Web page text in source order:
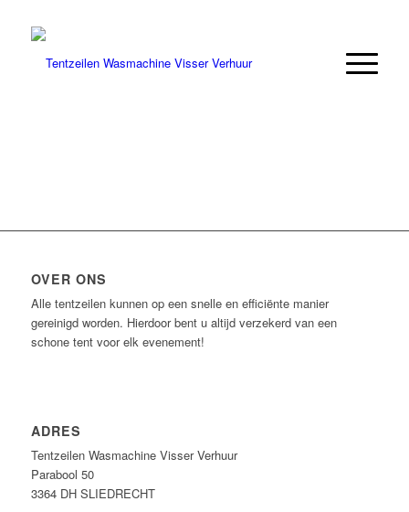
OVER ONS
Alle tentzeilen kunnen op een snelle en efficiënte manier
gereinigd worden. Hierdoor bent u altijd verzekerd van een
schone tent voor elk evenement!
ADRES
Tentzeilen Wasmachine Visser Verhuur
Parabool 50
3364 DH SLIEDRECHT